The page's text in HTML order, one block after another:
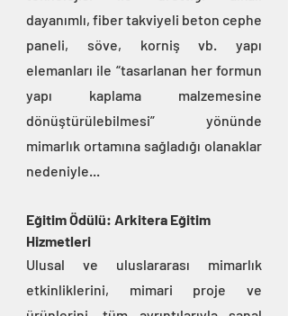
dayanımlı, fiber takviyeli beton cephe
paneli, söve, korniş vb. yapı
elemanları ile “tasarlanan her formun
yapı kaplama malzemesine
dönüştürülebilmesi” yönünde
mimarlık ortamına sağladığı olanaklar
nedeniyle...
Eğitim Ödülü: Arkitera Eğitim
Hizmetleri
Ulusal ve uluslararası mimarlık
etkinliklerini, mimari proje ve